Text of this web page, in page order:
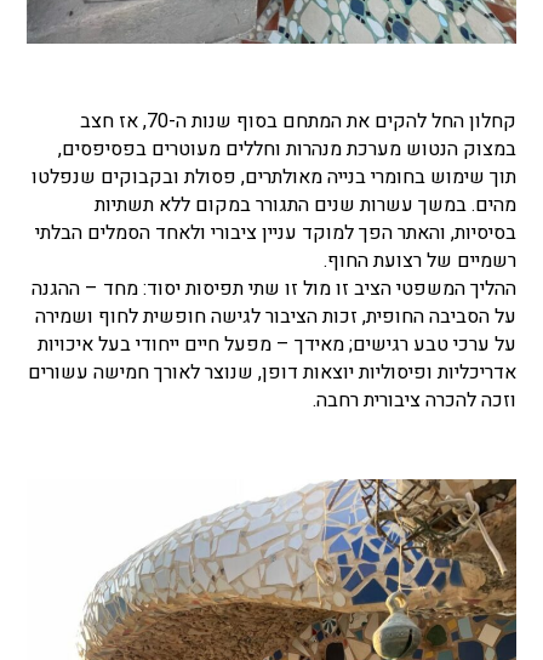
קחלון החל להקים את המתחם בסוף שנות ה-70, אז חצב
במצוק הנטוש מערכת מנהרות וחללים מעוטרים בפסיפסים,
תוך שימוש בחומרי בנייה מאולתרים, פסולת ובקבוקים שנפלטו
מהים. במשך עשרות שנים התגורר במקום ללא תשתיות
בסיסיות, והאתר הפך למוקד עניין ציבורי ולאחד הסמלים הבלתי
רשמיים של רצועת החוף.
ההליך המשפטי הציב זו מול זו שתי תפיסות יסוד: מחד – ההגנה
על הסביבה החופית, זכות הציבור לגישה חופשית לחוף ושמירה
על ערכי טבע רגישים; מאידך – מפעל חיים ייחודי בעל איכויות
אדריכליות ופיסוליות יוצאות דופן, שנוצר לאורך חמישה עשורים
וזכה להכרה ציבורית רחבה.